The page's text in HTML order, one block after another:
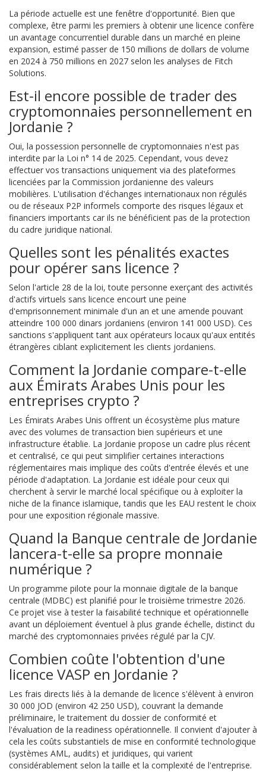
La période actuelle est une fenêtre d'opportunité. Bien que
complexe, être parmi les premiers à obtenir une licence confère
un avantage concurrentiel durable dans un marché en pleine
expansion, estimé passer de 150 millions de dollars de volume
en 2024 à 750 millions en 2027 selon les analyses de Fitch
Solutions.
Est-il encore possible de trader des
cryptomonnaies personnellement en
Jordanie ?
Oui, la possession personnelle de cryptomonnaies n'est pas
interdite par la Loi n° 14 de 2025. Cependant, vous devez
effectuer vos transactions uniquement via des plateformes
licenciées par la Commission jordanienne des valeurs
mobilières. L'utilisation d'échanges internationaux non régulés
ou de réseaux P2P informels comporte des risques légaux et
financiers importants car ils ne bénéficient pas de la protection
du cadre juridique national.
Quelles sont les pénalités exactes
pour opérer sans licence ?
Selon l'article 28 de la loi, toute personne exerçant des activités
d'actifs virtuels sans licence encourt une peine
d'emprisonnement minimale d'un an et une amende pouvant
atteindre 100 000 dinars jordaniens (environ 141 000 USD). Ces
sanctions s'appliquent tant aux opérateurs locaux qu'aux entités
étrangères ciblant explicitement les clients jordaniens.
Comment la Jordanie compare-t-elle
aux Émirats Arabes Unis pour les
entreprises crypto ?
Les Émirats Arabes Unis offrent un écosystème plus mature
avec des volumes de transaction bien supérieurs et une
infrastructure établie. La Jordanie propose un cadre plus récent
et centralisé, ce qui peut simplifier certaines interactions
réglementaires mais implique des coûts d'entrée élevés et une
période d'adaptation. La Jordanie est idéale pour ceux qui
cherchent à servir le marché local spécifique ou à exploiter la
niche de la finance islamique, tandis que les EAU restent le choix
pour une exposition régionale massive.
Quand la Banque centrale de Jordanie
lancera-t-elle sa propre monnaie
numérique ?
Un programme pilote pour la monnaie digitale de la banque
centrale (MDBC) est planifié pour le troisième trimestre 2026.
Ce projet vise à tester la faisabilité technique et opérationnelle
avant un déploiement éventuel à plus grande échelle, distinct du
marché des cryptomonnaies privées régulé par la CJV.
Combien coûte l'obtention d'une
licence VASP en Jordanie ?
Les frais directs liés à la demande de licence s'élèvent à environ
30 000 JOD (environ 42 250 USD), couvrant la demande
préliminaire, le traitement du dossier de conformité et
l'évaluation de la readiness opérationnelle. Il convient d'ajouter à
cela les coûts substantiels de mise en conformité technologique
(systèmes AML, audits) et juridiques, qui varient
considérablement selon la taille et la complexité de l'entreprise.